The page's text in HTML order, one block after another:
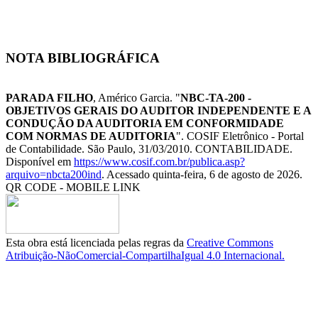
NOTA BIBLIOGRÁFICA
PARADA FILHO, Américo Garcia. "NBC-TA-200 -
OBJETIVOS GERAIS DO AUDITOR INDEPENDENTE E A
CONDUÇÃO DA AUDITORIA EM CONFORMIDADE
COM NORMAS DE AUDITORIA". COSIF Eletrônico - Portal
de Contabilidade. São Paulo, 31/03/2010. CONTABILIDADE.
Disponível em https://www.cosif.com.br/publica.asp?
arquivo=nbcta200ind. Acessado quinta-feira, 6 de agosto de 2026.
QR CODE - MOBILE LINK
Esta obra está licenciada pelas regras da Creative Commons
Atribuição-NãoComercial-CompartilhaIgual 4.0 Internacional.